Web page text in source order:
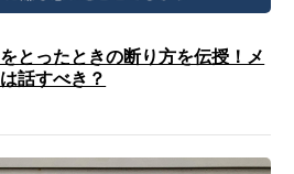
とったときの断り方を伝授！メ
話すべき？